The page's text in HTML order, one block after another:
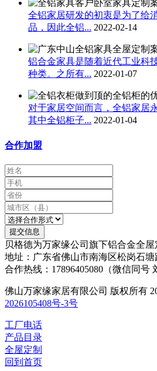
全铝家居研发的初衷是为了给
品，因此全铝... 2022-02-14
铝合金家具是随着近代工业科
种类。之所有... 2022-01-07
对于家居空间而言，全铝家居
其中全铝柜子... 2022-01-04
合作加盟
提交信息
贝格德为万家缘公司旗下铝合金全
地址：广东省佛山市南海区松岗石塘
合作热线：17896405080（微信同号
佛山万家缘家居有限公司 版权所有
2026105408号-3号
工厂电话
产品目录
全屋定制
回到首页